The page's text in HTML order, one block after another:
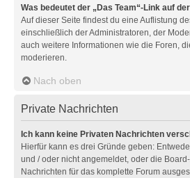
Was bedeutet der „Das Team“-Link auf
Auf dieser Seite findest du eine Auflistung
einschließlich der Administratoren, der
auch weitere Informationen wie die Foren,
moderieren.
Nach oben
Private Nachrichten
Ich kann keine Privaten Nachrichten
Hierfür kann es drei Gründe geben:
und / oder nicht angemeldet, oder die
Nachrichten für das komplette Forum